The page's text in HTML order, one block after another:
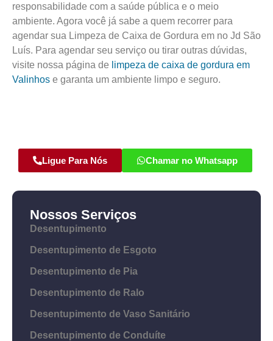
responsabilidade com a saúde pública e o meio
ambiente. Agora você já sabe a quem recorrer para
agendar sua Limpeza de Caixa de Gordura em no Jd São
Luís. Para agendar seu serviço ou tirar outras dúvidas,
visite nossa página de limpeza de caixa de gordura em
Valinhos e garanta um ambiente limpo e seguro.
Ligue Para Nós Chamar no Whatsapp
Nossos Serviços
Desentupimento
Desentupimento de Esgoto
Desentupimento de Pia
Desentupimento de Ralo
Desentupimento de Vaso Sanitário
Desentupimento de Conduíte